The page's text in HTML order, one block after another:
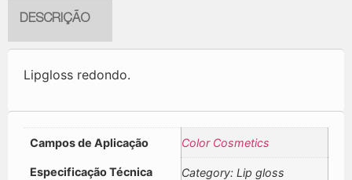
DESCRIÇÃO
Lipgloss redondo.
Campos de Aplicação Color Cosmetics
Especificação Técnica
Category: Lip gloss